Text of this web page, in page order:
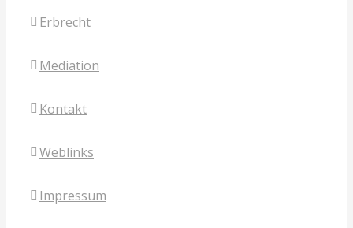
Erbrecht
Mediation
Kontakt
Weblinks
Impressum